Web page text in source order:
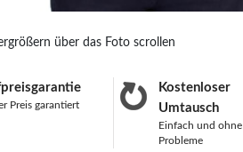
über das Foto scrollen
Preis garantiert
Kostenloser
Umtausch
Einfach und ohne
Probleme